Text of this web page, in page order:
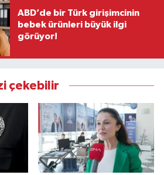
ABD’de bir Türk girişimcinin
bebek ürünleri büyük ilgi
görüyor!
çekebilir